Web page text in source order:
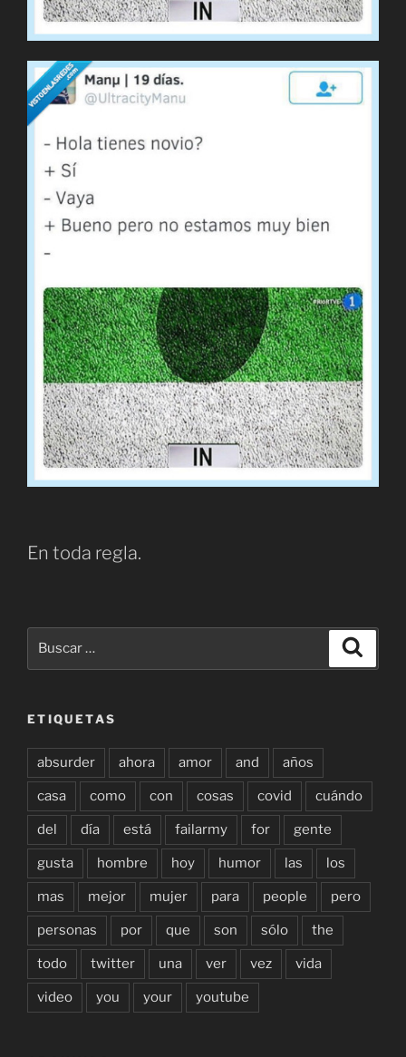
En toda regla.
ETIQUETAS
absurder ahora amor and años
casa como con cosas covid cuándo
del día está failarmy for gente
gusta hombre hoy humor las los
mas mejor mujer para people pero
personas por que son sólo the
todo twitter una ver vez vida
video you your youtube